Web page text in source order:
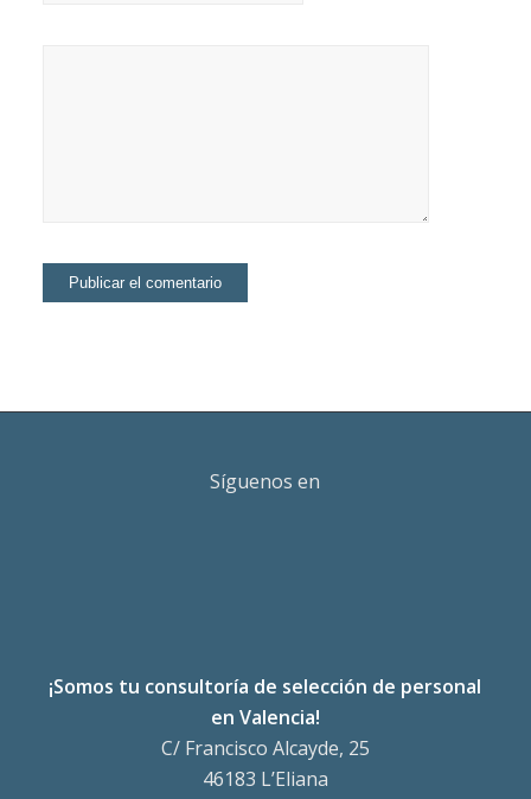
Síguenos en
¡Somos tu consultoría de selección de personal
en Valencia!
C/ Francisco Alcayde, 25
46183 L’Eliana